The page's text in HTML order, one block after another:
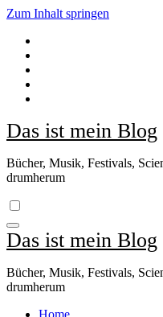
Zum Inhalt springen
Das ist mein Blog
Bücher, Musik, Festivals,
drumherum
Das ist mein Blog
Bücher, Musik, Festivals,
drumherum
Home